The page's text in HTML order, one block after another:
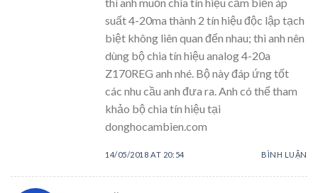
suất 4-20ma thành 2 tín hiệu độc lập tạch
biệt không liên quan đến nhau; thì anh nên
dùng bộ chia tín hiệu analog 4-20a
Z170REG anh nhé. Bộ này đáp ứng tốt
các nhu cầu anh đưa ra. Anh có thể tham
khảo bộ chia tín hiệu tại
donghocambien.com
14/05/2018 AT 20:54 BÌNH LUẬN